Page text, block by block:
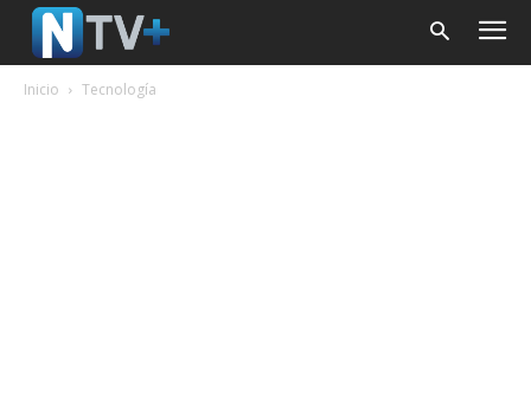
Inicio Tecnología